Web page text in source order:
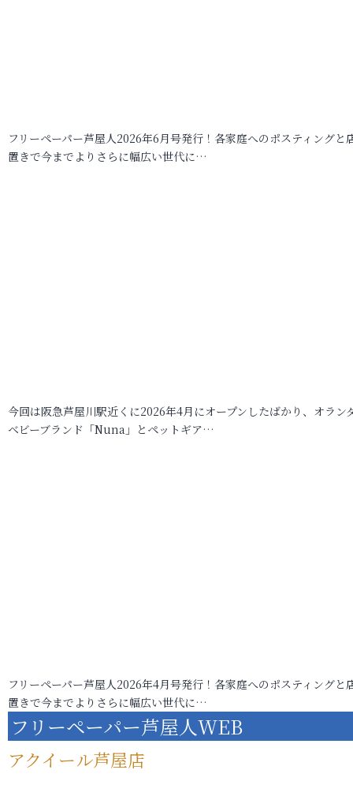
フリーペーパー芦屋人2026年6月号発行！各家庭へのポスティングと
置きで今までよりさらに幅広い世代に…
今回は阪急芦屋川駅近くに2026年4月にオープンしたばかり、オラン
ベビーブランド「Nuna」とペットギア…
フリーペーパー芦屋人2026年4月号発行！各家庭へのポスティングと
置きで今までよりさらに幅広い世代に…
フリーペーパー芦屋人WEB
アクイール芦屋店